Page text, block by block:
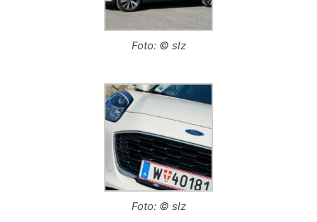
Foto: © slz
Foto: © slz